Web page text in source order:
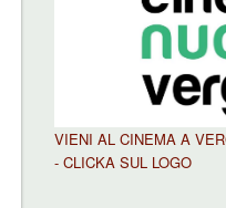
VIENI AL CINEMA A
- CLICKA SUL LOGO